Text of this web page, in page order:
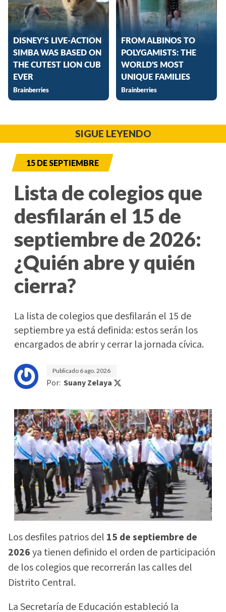
SIGUE LEYENDO
15 DE SEPTIEMBRE
Lista de colegios que
desfilarán el 15 de
septiembre de 2026:
¿Quién abre y quién
cierra?
La lista de colegios que desfilarán el 15 de
septiembre ya está definida: estos serán los
encargados de abrir y cerrar la jornada cívica.
Publicado 6 ago. 2026
Por: Suany Zelaya
Los desfiles patrios del 15 de septiembre de
2026ya tienen definido el orden de participación
de los colegios que recorrerán las calles del
Distrito Central.
La Secretaría de Educación estableció la